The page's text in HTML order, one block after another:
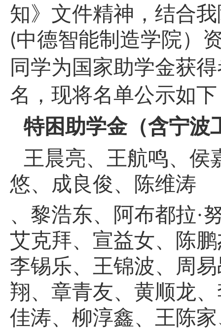
知》文件精神，结合
(中德智能制造学院）
同学为国家助学金获
名，现将名单公示如
特困助学金（含宁波
王晨亮、 王航鸣、 侯
悠、 成良俊、
陈维涛
、 黎浩东、 阿布都拉·
艾克拜、 宣益女、
陈
李锡乐、 王锦波、
周
翔、 章青友、 黄顺龙、
佳涛、 柳淳鑫、 王陈家